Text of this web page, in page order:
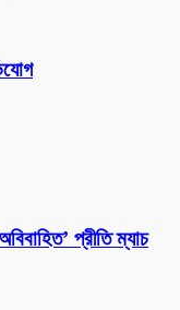
প্রীতি ম্যাচ